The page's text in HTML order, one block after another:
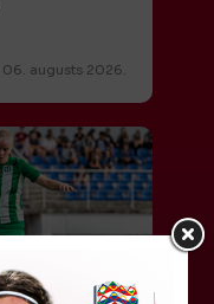
06. augusts 2026.